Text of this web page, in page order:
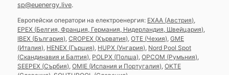
sp@euenergy.live.
Европейски оператори на електроенергия: EXAA (Австрия)
EPEX (Белгия, Франция, Германия, Нидерландия, Швейцария)
IBEX (България) CROPEX (Хърватия) OTE (Чехия) GME
(Италия) HENEX (Гърция) HUPX (Унгария) Nord Pool Spot
(Скандинавия и Балтия) POLPX (Полша) OPCOM (Румъния)
SEEPEX (Сърбия) OMIE (Испания и Португалия) OKTE